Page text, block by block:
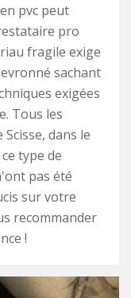
pvc peut
pro
fragile exige
sachant
exigées
Tous les
dans le
type de
pas été
sur votre
recommander
!